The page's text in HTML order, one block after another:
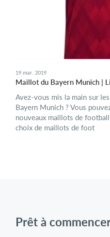
19 mar. 2019
Maillot du Bayern Munich |
Avez-vous mis la main sur
Bayern Munich ? Vous
nouveaux maillots de
choix de maillots de foot
Prêt à